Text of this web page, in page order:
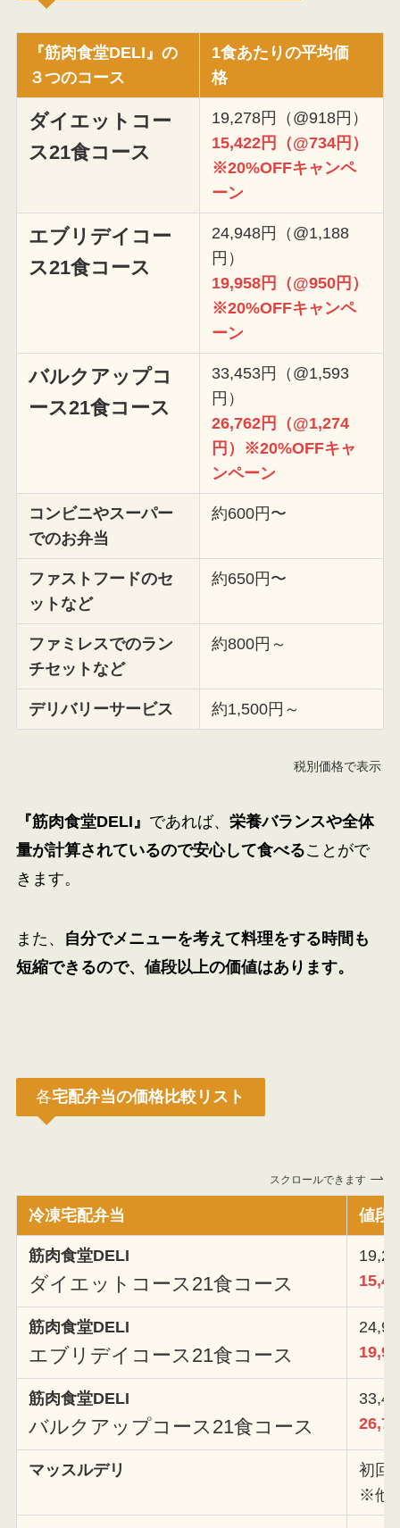
『筋肉食堂DELI』の
３つのコース
1食あたりの平均価
格
ダイエットコー
ス21食コース
19,278円（@918円）
15,422円（@734円）
※20%OFFキャンペ
ーン
エブリデイコー
ス21食コース
24,948円（@1,188
円）
19,958円（@950円）
※20%OFFキャンペ
ーン
バルクアップコ
ース21食コース
33,453円（@1,593
円）
26,762円（@1,274
円）※20%OFFキャ
ンペーン
コンビニやスーパー
でのお弁当
約600円〜
ファストフードのセ
ットなど
約650円〜
ファミレスでのラン
チセットなど
約800円～
デリバリーサービス 約1,500円～
税別価格で表示
『筋肉食堂DELI 』 であれば、 栄養バランスや全体
量が計算されているので安心して食べることがで
きます。
また、
自分でメニューを考えて料理をする時間も
短縮できるので、値段以上の価値はあります。
各宅配弁当の価格比較リスト
スクロールできます
冷凍宅配弁当 値段/
筋肉食堂DELI
ダイエットコース21食コース
筋肉食堂DELI
エブリデイコース21食コース
筋肉食堂DELI
バルクアップコース21食コース
マッスルデリ
初回
※他